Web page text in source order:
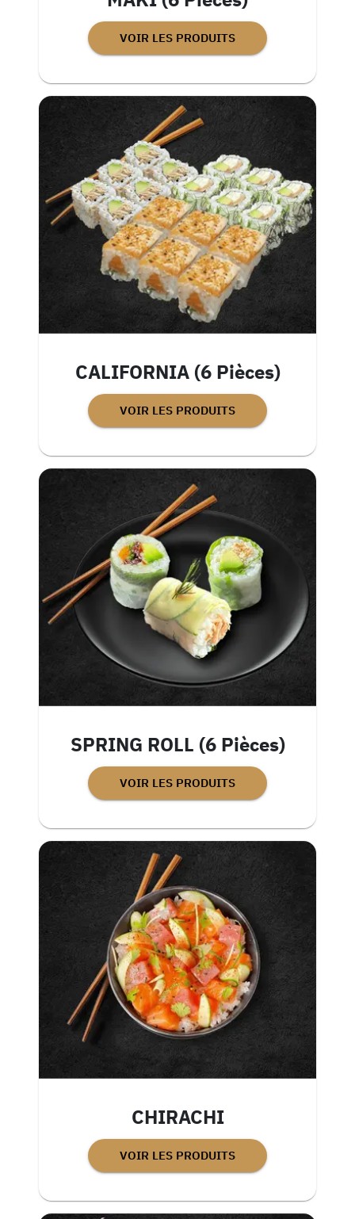
VOIR LES PRODUITS
CALIFORNIA (6 Pièces)
VOIR LES PRODUITS
SPRING ROLL (6 Pièces)
VOIR LES PRODUITS
CHIRACHI
VOIR LES PRODUITS